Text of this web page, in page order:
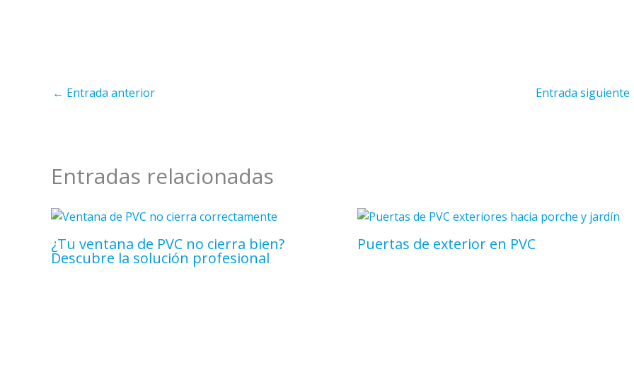
← Entrada anterior Entrada siguiente
Entradas relacionadas
¿Tu ventana de PVC no cierra bien?
Descubre la solución profesional
Puertas de exterior en PVC